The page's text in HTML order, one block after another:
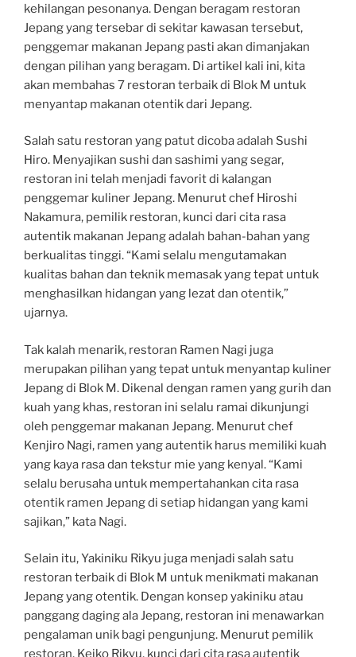
kehilangan pesonanya. Dengan beragam restoran
Jepang yang tersebar di sekitar kawasan tersebut,
penggemar makanan Jepang pasti akan dimanjakan
dengan pilihan yang beragam. Di artikel kali ini, kita
akan membahas 7 restoran terbaik di Blok M untuk
menyantap makanan otentik dari Jepang.
Salah satu restoran yang patut dicoba adalah Sushi
Hiro. Menyajikan sushi dan sashimi yang segar,
restoran ini telah menjadi favorit di kalangan
penggemar kuliner Jepang. Menurut chef Hiroshi
Nakamura, pemilik restoran, kunci dari cita rasa
autentik makanan Jepang adalah bahan-bahan yang
berkualitas tinggi. “Kami selalu mengutamakan
kualitas bahan dan teknik memasak yang tepat untuk
menghasilkan hidangan yang lezat dan otentik,”
ujarnya.
Tak kalah menarik, restoran Ramen Nagi juga
merupakan pilihan yang tepat untuk menyantap kuliner
Jepang di Blok M. Dikenal dengan ramen yang gurih dan
kuah yang khas, restoran ini selalu ramai dikunjungi
oleh penggemar makanan Jepang. Menurut chef
Kenjiro Nagi, ramen yang autentik harus memiliki kuah
yang kaya rasa dan tekstur mie yang kenyal. “Kami
selalu berusaha untuk mempertahankan cita rasa
otentik ramen Jepang di setiap hidangan yang kami
sajikan,” kata Nagi.
Selain itu, Yakiniku Rikyu juga menjadi salah satu
restoran terbaik di Blok M untuk menikmati makanan
Jepang yang otentik. Dengan konsep yakiniku atau
panggang daging ala Jepang, restoran ini menawarkan
pengalaman unik bagi pengunjung. Menurut pemilik
restoran, Keiko Rikyu, kunci dari cita rasa autentik